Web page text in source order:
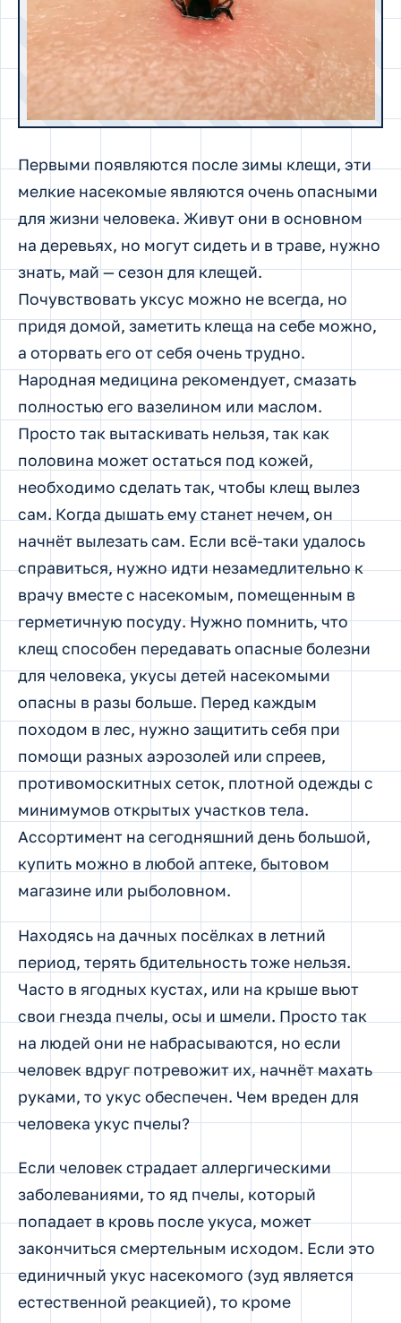
Первыми появляются после зимы клещи, эти
мелкие насекомые являются очень опасными
для жизни человека. Живут они в основном
на деревьях, но могут сидеть и в траве, нужно
знать, май — сезон для клещей.
Почувствовать уксус можно не всегда, но
придя домой, заметить клеща на себе можно,
а оторвать его от себя очень трудно.
Народная медицина рекомендует, смазать
полностью его вазелином или маслом.
Просто так вытаскивать нельзя, так как
половина может остаться под кожей,
необходимо сделать так, чтобы клещ вылез
сам. Когда дышать ему станет нечем, он
начнёт вылезать сам. Если всё-таки удалось
справиться, нужно идти незамедлительно к
врачу вместе с насекомым, помещенным в
герметичную посуду. Нужно помнить, что
клещ способен передавать опасные болезни
для человека, укусы детей насекомыми
опасны в разы больше. Перед каждым
походом в лес, нужно защитить себя при
помощи разных аэрозолей или спреев,
противомоскитных сеток, плотной одежды с
минимумов открытых участков тела.
Ассортимент на сегодняшний день большой,
купить можно в любой аптеке, бытовом
магазине или рыболовном.
Находясь на дачных посёлках в летний
период, терять бдительность тоже нельзя.
Часто в ягодных кустах, или на крыше вьют
свои гнезда пчелы, осы и шмели. Просто так
на людей они не набрасываются, но если
человек вдруг потревожит их, начнёт махать
руками, то укус обеспечен. Чем вреден для
человека укус пчелы?
Если человек страдает аллергическими
заболеваниями, то яд пчелы, который
попадает в кровь после укуса, может
закончиться смертельным исходом. Если это
единичный укус насекомого (зуд является
естественной реакцией), то кроме